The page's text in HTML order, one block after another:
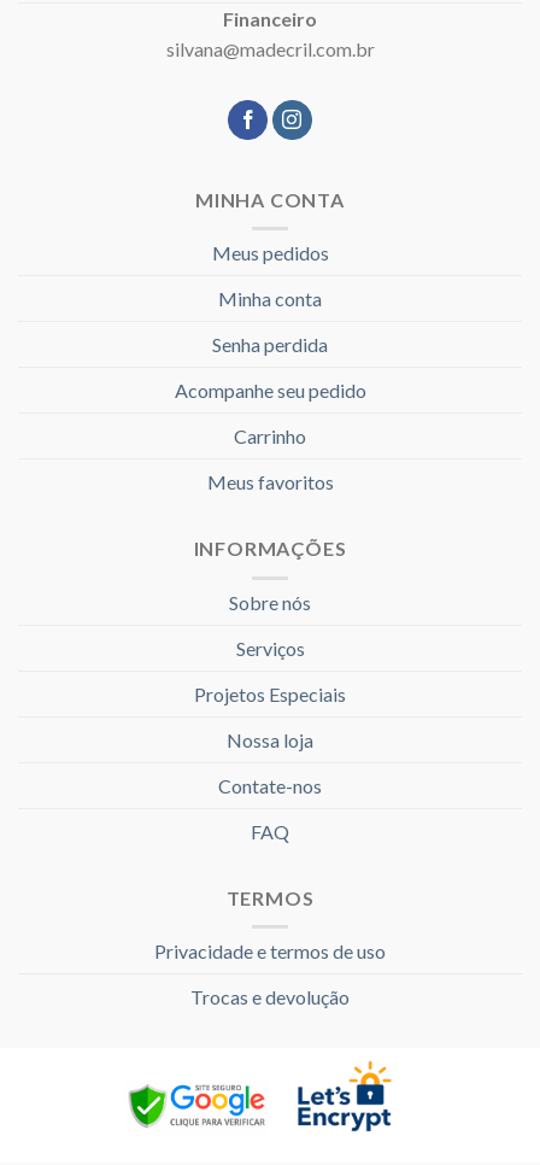
Financeiro
silvana@madecril.com.br
MINHA CONTA
Meus pedidos
Minha conta
Senha perdida
Acompanhe seu pedido
Carrinho
Meus favoritos
INFORMAÇÕES
Sobre nós
Serviços
Projetos Especiais
Nossa loja
Contate-nos
FAQ
TERMOS
Privacidade e termos de uso
Trocas e devolução